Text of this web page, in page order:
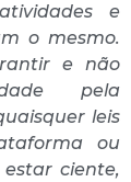
e
o mesmo.
e não
pela
leis
ou
estar ciente,